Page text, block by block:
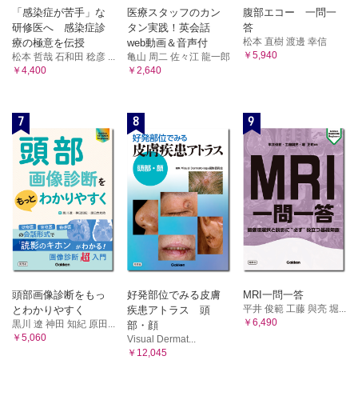
「感染症が苦手」な
研修医へ 感染症診
療の極意を伝授
松本 哲哉 石和田 稔彦 ...
￥4,400
医療スタッフのカン
タン実践！英会話
web動画＆音声付
亀山 周二 佐々江 龍一郎
￥2,640
腹部エコー 一問一
答
松本 直樹 渡邊 幸信
￥5,940
7
頭部画像診断をもっ
とわかりやすく
黒川 遼 神田 知紀 原田...
￥5,060
8
好発部位でみる皮膚
疾患アトラス 頭
部・顔
Visual Dermat...
￥12,045
9
MRI一問一答
平井 俊範 工藤 與亮 堀...
￥6,490